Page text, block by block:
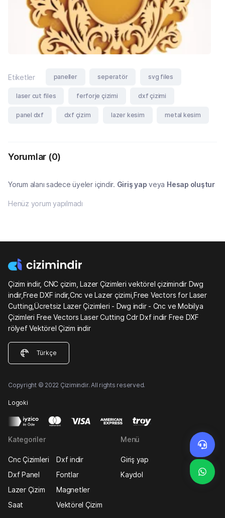
Etiketler paneller seperatör svg files
laser cut files ferforje çizimi dxf çizimi
panel dxf dxf çizim lazer kesim metal kesim
Yorumlar (0)
Yorum alanı sadece üyeler içindir. Giriş yap veya Hesap oluştur
Henüz yorum yapılmadı
Çizim indir, CNC çizim, Lazer Çizimleri vektörel çizimindir Dwg
indir,Free DXF indir,Cnc ve Lazer çizimi,Free Vectors for Laser
Cutting,Ücretsiz Lazer Çizimleri - Dwg indir - Cnc ve Mobilya
Çizimleri Free Vectors Laser Cutting Cdr Dxf indir Free DXF
rölyef Vektörel Çizim indir
Türkçe
Copyright © 2022 Çizimindir. All rights reserved.
Logoki
Kategoriler
Cnc Çizimleri
Dxf indir
Dxf Panel
Fontlar
Lazer Çizim
Magnetler
Saat
Vektörel Çizim
Menü
Giriş yap
Kaydol